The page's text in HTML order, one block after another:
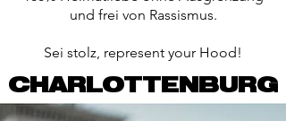
und frei von Rassismus.
Sei stolz, represent your Hood!
CHARLOTTENBURG